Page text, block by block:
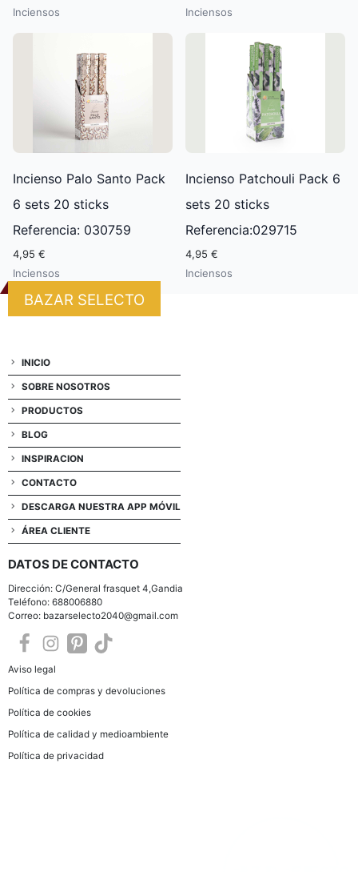
Inciensos
Inciensos
Incienso Palo Santo Pack
6 sets 20 sticks
Referencia: 030759
4,95 €
Inciensos
Incienso Patchouli Pack 6
sets 20 sticks
Referencia:029715
4,95 €
Inciensos
BAZAR SELECTO
INICIO
SOBRE NOSOTROS
PRODUCTOS
BLOG
INSPIRACION
CONTACTO
DESCARGA NUESTRA APP MÓVIL
ÁREA CLIENTE
DATOS DE CONTACTO
Dirección: C/General frasquet 4,Gandia
Teléfono: 688006880
Correo: bazarselecto2040@gmail.com
Aviso legal
Política de compras y devoluciones
Política de cookies
Política de calidad y medioambiente
Política de privacidad